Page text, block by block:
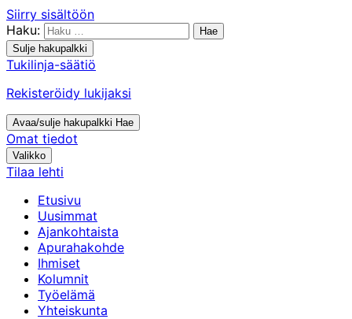
Siirry sisältöön
Haku:
Sulje hakupalkki
Tukilinja-säätiö
Rekisteröidy lukijaksi
Avaa/sulje hakupalkki Hae
Omat tiedot
Valikko
Tilaa lehti
Etusivu
Uusimmat
Ajankohtaista
Apurahakohde
Ihmiset
Kolumnit
Työelämä
Yhteiskunta